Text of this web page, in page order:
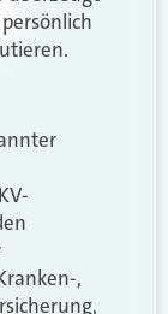
,